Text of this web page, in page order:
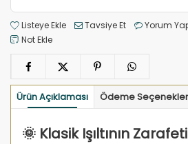
Listeye Ekle Tavsiye Et Yorum
Not Ekle
Ürün Açıklaması Ödeme
🌞 Klasik Işıltının